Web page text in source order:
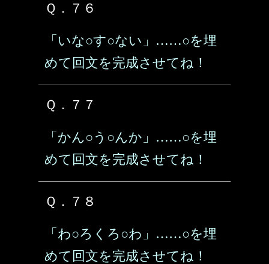
Ｑ．７６
「いな○す○ない」……○を埋
めて回文を完成させてね！
Ｑ．７７
「かん○う○んか」……○を埋
めて回文を完成させてね！
Ｑ．７８
「わ○ろくろ○わ」……○を埋
めて回文を完成させてね！